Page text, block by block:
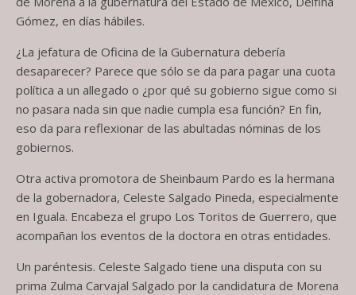
Gómez, en días hábiles.
¿La jefatura de Oficina de la Gubernatura debería
desaparecer? Parece que sólo se da para pagar una cuota
política a un allegado o ¿por qué su gobierno sigue como si
no pasara nada sin que nadie cumpla esa función? En fin,
eso da para reflexionar de las abultadas nóminas de los
gobiernos.
Otra activa promotora de Sheinbaum Pardo es la hermana
de la gobernadora, Celeste Salgado Pineda, especialmente
en Iguala. Encabeza el grupo Los Toritos de Guerrero, que
acompañan los eventos de la doctora en otras entidades.
Un paréntesis. Celeste Salgado tiene una disputa con su
prima Zulma Carvajal Salgado por la candidatura de Morena